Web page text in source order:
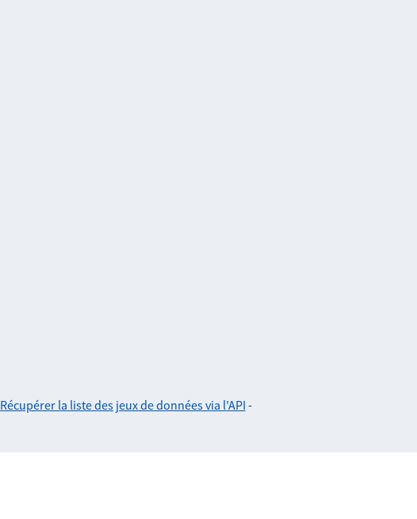
Récupérer la liste des jeux de données via l'API -